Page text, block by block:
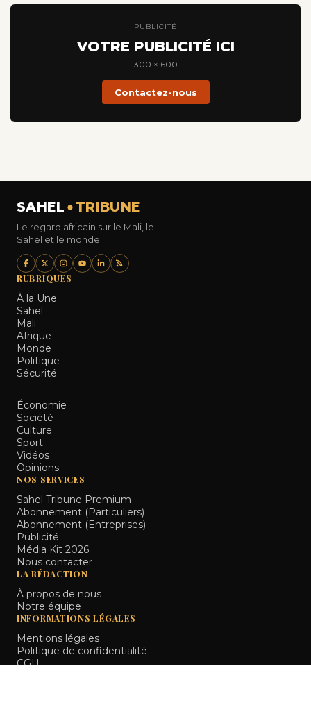
PUBLICITÉ
VOTRE PUBLICITÉ ICI
300 × 600
Contactez-nous
SAHEL TRIBUNE
Le regard africain sur le Mali, le
Sahel et le monde.
RUBRIQUES
À la Une
Sahel
Mali
Afrique
Monde
Politique
Sécurité
Économie
Société
Culture
Sport
Vidéos
Opinions
NOS SERVICES
Sahel Tribune Premium
Abonnement (Particuliers)
Abonnement (Entreprises)
Publicité
Média Kit 2026
Nous contacter
LA RÉDACTION
À propos de nous
Notre équipe
INFORMATIONS LÉGALES
Mentions légales
Politique de confidentialité
CGU